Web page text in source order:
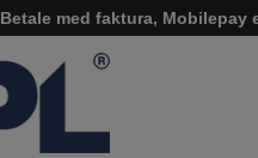
Betale med faktura, Mobilepay